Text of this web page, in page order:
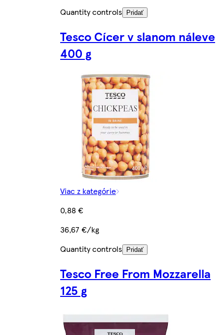
Quantity controls
Pridať
Tesco Cícer v slanom náleve
400 g
Viac z kategórie
0,88 €
36,67 €/kg
Quantity controls
Pridať
Tesco Free From Mozzarella
125 g